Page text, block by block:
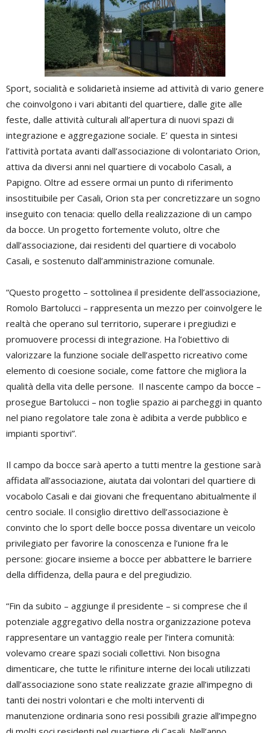
Sport, socialità e solidarietà insieme ad attività di vario genere
che coinvolgono i vari abitanti del quartiere, dalle gite alle
feste, dalle attività culturali all’apertura di nuovi spazi di
integrazione e aggregazione sociale. E’ questa in sintesi
l’attività portata avanti dall’associazione di volontariato Orion,
attiva da diversi anni nel quartiere di vocabolo Casali, a
Papigno. Oltre ad essere ormai un punto di riferimento
insostituibile per Casali, Orion sta per concretizzare un sogno
inseguito con tenacia: quello della realizzazione di un campo
da bocce. Un progetto fortemente voluto, oltre che
dall’associazione, dai residenti del quartiere di vocabolo
Casali, e sostenuto dall’amministrazione comunale.
“Questo progetto – sottolinea il presidente dell’associazione,
Romolo Bartolucci – rappresenta un mezzo per coinvolgere le
realtà che operano sul territorio, superare i pregiudizi e
promuovere processi di integrazione. Ha l’obiettivo di
valorizzare la funzione sociale dell’aspetto ricreativo come
elemento di coesione sociale, come fattore che migliora la
qualità della vita delle persone. Il nascente campo da bocce –
prosegue Bartolucci – non toglie spazio ai parcheggi in quanto
nel piano regolatore tale zona è adibita a verde pubblico e
impianti sportivi”.
Il campo da bocce sarà aperto a tutti mentre la gestione sarà
affidata all’associazione, aiutata dai volontari del quartiere di
vocabolo Casali e dai giovani che frequentano abitualmente il
centro sociale. Il consiglio direttivo dell’associazione è
convinto che lo sport delle bocce possa diventare un veicolo
privilegiato per favorire la conoscenza e l’unione fra le
persone: giocare insieme a bocce per abbattere le barriere
della diffidenza, della paura e del pregiudizio.
“Fin da subito – aggiunge il presidente – si comprese che il
potenziale aggregativo della nostra organizzazione poteva
rappresentare un vantaggio reale per l’intera comunità:
volevamo creare spazi sociali collettivi. Non bisogna
dimenticare, che tutte le rifiniture interne dei locali utilizzati
dall’associazione sono state realizzate grazie all’impegno di
tanti dei nostri volontari e che molti interventi di
manutenzione ordinaria sono resi possibili grazie all’impegno